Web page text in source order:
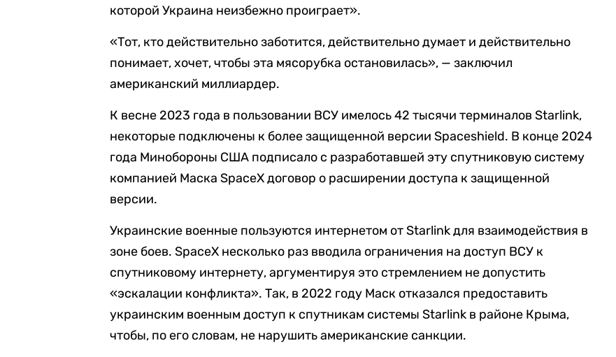
которой Украина неизбежно проиграет».
«Тот, кто действительно заботится, действительно думает и действительно
понимает, хочет, чтобы эта мясорубка остановилась», — заключил
американский миллиардер.
К весне 2023 года в пользовании ВСУ имелось 42 тысячи терминалов Starlink,
некоторые подключены к более защищенной версии Spaceshield. В конце 2024
года Минобороны США подписало с разработавшей эту спутниковую систему
компанией Маска SpaceX договор о расширении доступа к защищенной
версии.
Украинские военные пользуются интернетом от Starlink для взаимодействия в
зоне боев. SpaceX несколько раз вводила ограничения на доступ ВСУ к
спутниковому интернету, аргументируя это стремлением не допустить
«эскалации конфликта». Так, в 2022 году Маск отказался предоставить
украинским военным доступ к спутникам системы Starlink в районе Крыма,
чтобы, по его словам, не нарушить американские санкции.